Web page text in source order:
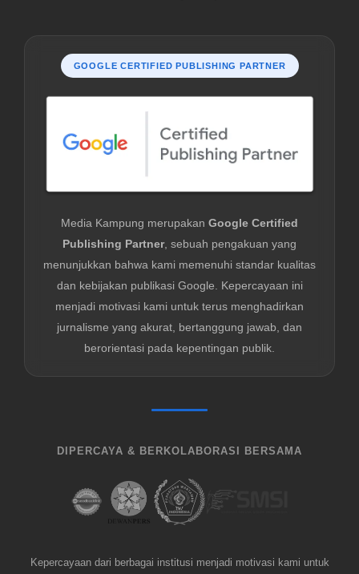
GOOGLE CERTIFIED PUBLISHING PARTNER
Media Kampung merupakan Google Certified
Publishing Partner, sebuah pengakuan yang
menunjukkan bahwa kami memenuhi standar kualitas
dan kebijakan publikasi Google. Kepercayaan ini
menjadi motivasi kami untuk terus menghadirkan
jurnalisme yang akurat, bertanggung jawab, dan
berorientasi pada kepentingan publik.
DIPERCAYA & BERKOLABORASI BERSAMA
Kepercayaan dari berbagai institusi menjadi motivasi kami untuk